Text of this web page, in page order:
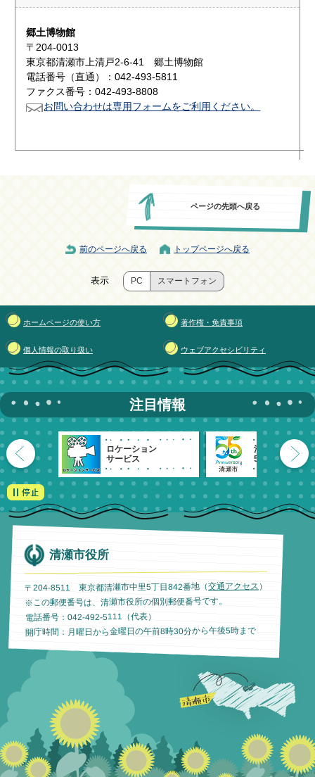
郷土博物館
〒204-0013
東京都清瀬市上清戸2-6-41 郷土博物館
電話番号（直通）：042-493-5811
ファクス番号：042-493-8808
お問い合わせは専用フォームをご利用ください。
ページの先頭へ戻る
前のページへ戻る トップページへ戻る
表示 PC スマートフォン
ホームページの使い方 著作権・免責事項
個人情報の取り扱い ウェブアクセシビリティ
注目情報
ロケーション
サービス
清瀬市
55周年記念
清瀬市役所
〒204-8511 東京都清瀬市中里5丁目842番地（交通アクセス ）
※この郵便番号は、清瀬市役所の個別郵便番号です。
電話番号：042-492-5111（代表）
開庁時間：月曜日から金曜日の午前8時30分から午後5時まで